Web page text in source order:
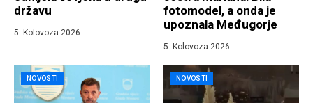
državu
5. Kolovoza 2026.
fotomodel, a onda je
upoznala Međugorje
5. Kolovoza 2026.
NOVOSTI NOVOSTI